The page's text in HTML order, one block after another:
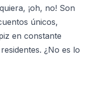
¡oh, no! Son
únicos,
en constante
¿No es lo